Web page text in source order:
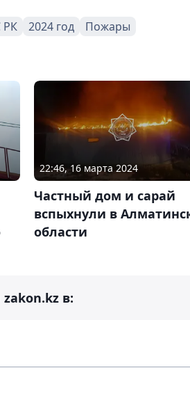
2024 год Пожары
22:46, 16 марта 2024
Частный дом и сарай
вспыхнули в
области
в: